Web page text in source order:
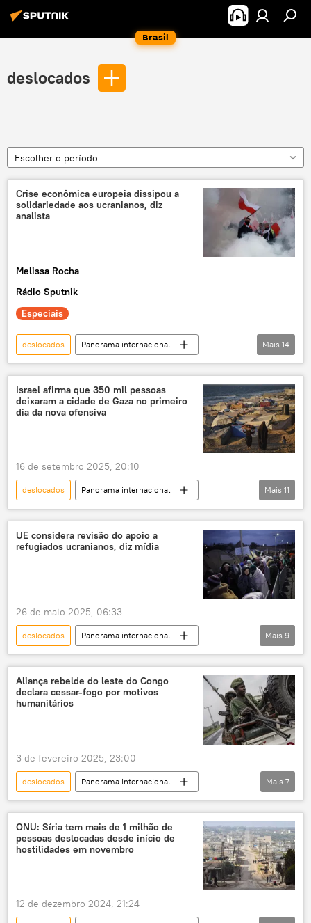
Brasil
deslocados
Escolher o período
Crise econômica europeia dissipou a
solidariedade aos ucranianos, diz
analista
Melissa Rocha
Rádio Sputnik
Especiais
deslocados
Panorama internacional
Europa
Rússia
Ucrânia
Kiev
Ocidente
operação militar especial
podcast
refugiados
Moscou
crise ucraniana
Mais 14
Israel afirma que 350 mil pessoas
deixaram a cidade de Gaza no primeiro
dia da nova ofensiva
16 de setembro 2025, 20:10
deslocados
Panorama internacional
Benjamin Netanyahu
Gaza
Faixa de Gaza
Israel
Escritório das Nações Unidas para a Coordenação de Assuntos Humanitários (OCHA)
Palestina
ofensiva terrestre
Mais 11
UE considera revisão do apoio a
refugiados ucranianos, diz mídia
26 de maio 2025, 06:33
deslocados
Panorama internacional
Europa
Ucrânia
Refugiados
migrantes
Comissão Europeia
apoio
política
migração
Mais 9
Aliança rebelde do leste do Congo
declara cessar-fogo por motivos
humanitários
3 de fevereiro 2025, 23:00
deslocados
Panorama internacional
Mundo
Congo
Ruanda
ONU
conflito
Oriente Médio e África
grupos étnicos
Mais 7
ONU: Síria tem mais de 1 milhão de
pessoas deslocadas desde início de
hostilidades em novembro
12 de dezembro 2024, 21:24